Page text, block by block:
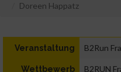
Doreen Happatz
Veranstaltung B2Run
Wettbewerb B2RUN